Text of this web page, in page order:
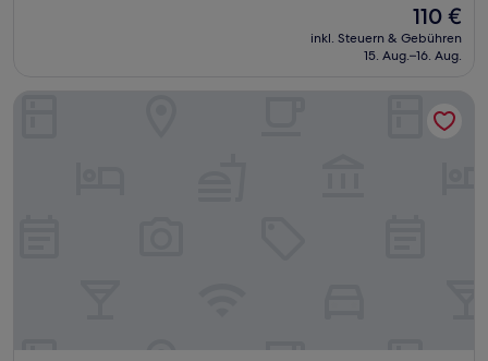
Bewertungen)
Der
Preis
beträgt
110 €
inkl. Steuern & Gebühren
15. Aug.–16. Aug.
Jeddah Hilton